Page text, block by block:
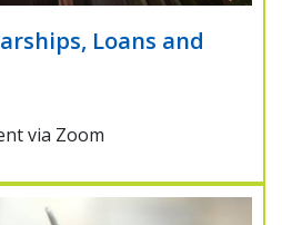
Loans and
via Zoom